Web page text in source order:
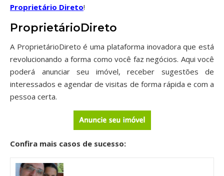
Proprietário Direto!
ProprietárioDireto
A ProprietárioDireto é uma plataforma inovadora que está
revolucionando a forma como você faz negócios. Aqui você
poderá anunciar seu imóvel, receber sugestões de
interessados e agendar de visitas de forma rápida e com a
pessoa certa.
Confira mais casos de sucesso: